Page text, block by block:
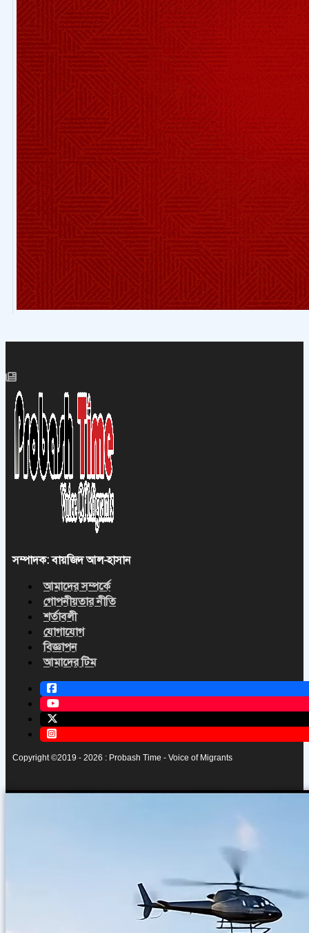
সম্পাদক: বায়জিদ আল-হাসান
আমাদের সম্পর্কে
গোপনীয়তার নীতি
শর্তাবলী
যোগাযোগ
বিজ্ঞাপন
আমাদের টিম
Copyright ©2019 - 2026 : Probash Time - Voice of Migrants